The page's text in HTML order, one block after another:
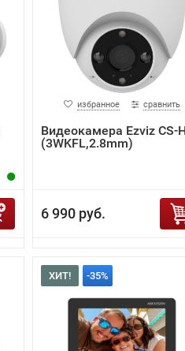
избранное сравнить
Видеокамера Ezviz CS-
(3WKFL,2.8mm)
6 990 руб.
ХИТ! -35%